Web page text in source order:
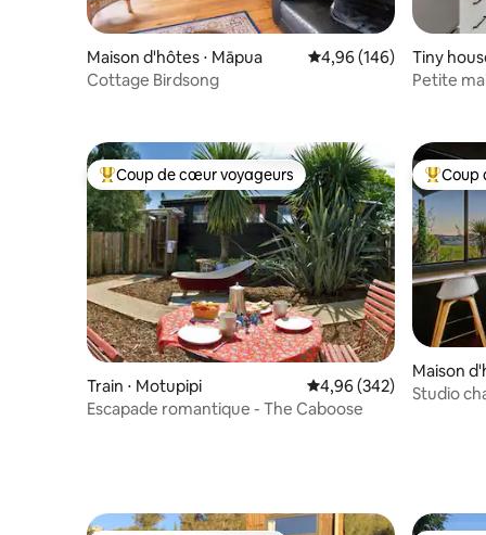
Maison d'hôtes ⋅ Māpua Évaluation moyenne
4,96 (146)
Cottage Birdsong
Tiny
Petite
Coups de cœur voyageurs les plus appréciés
Coup de cœur voyageurs
Train ⋅ Motupipi Évaluation moyenne
4,96 (342)
Escapade romantique - The Caboose
Coups
Coup
Maison
Studio